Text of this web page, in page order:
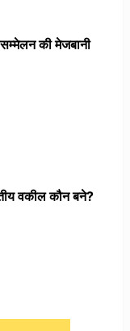
की मेजबानी
वकील कौन बने?